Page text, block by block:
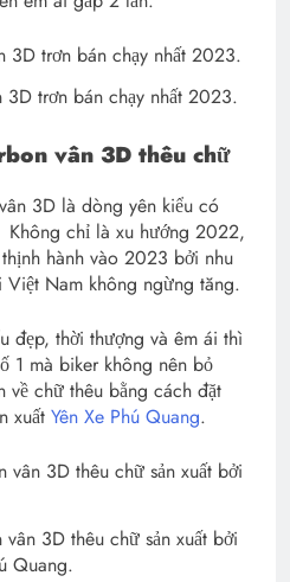
3D trơn bán chạy nhất 2023.
vân 3D thêu chữ
3D là dòng yên kiểu có
Không chỉ là xu hướng 2022,
hành vào 2023 bởi nhu
Nam không ngừng tăng.
đẹp, thời thượng và êm ái thì
1 mà biker không nên bỏ
chữ thêu bằng cách đặt
xuất Yên Xe Phú Quang.
3D thêu chữ sản xuất bởi
Quang.